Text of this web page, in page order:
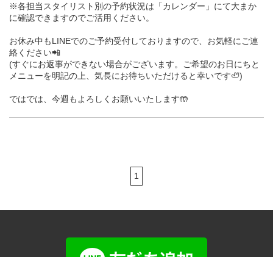
※各担当スタイリスト別の予約状況は「カレンダー」にて大まか
に確認できますのでご活用ください。
お休み中もLINEでのご予約受付しておりますので、お気軽にご連
絡ください📲
(すぐにお返事ができない場合がございます。ご希望のお日にちと
メニューを明記の上、気長にお待ちいただけると幸いです🦥)
ではでは、今週もよろしくお願いいたします🤲
1